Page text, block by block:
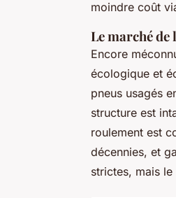
moindre coût
Le marché de
Encore
écologique et
pneus usagés
structure est
roulement est
décennies, et
strictes, mais